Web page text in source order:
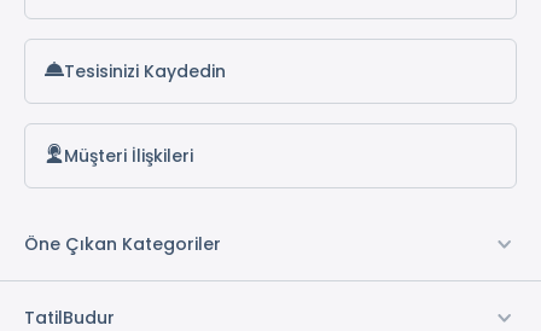
Tesisinizi Kaydedin
Müşteri İlişkileri
Öne Çıkan Kategoriler
TatilBudur